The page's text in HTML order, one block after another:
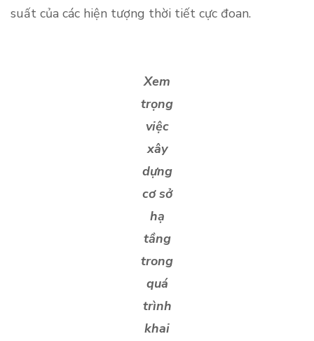
suất của các hiện tượng thời tiết cực đoan.
Xem
trọng
việc
xây
dựng
cơ sở
hạ
tầng
trong
quá
trình
khai